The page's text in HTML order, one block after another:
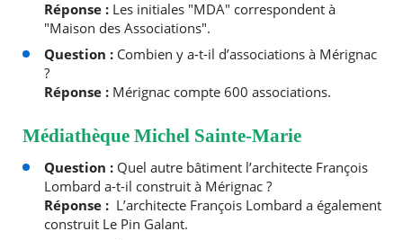
Réponse :Les initiales "MDA" correspondent à
"Maison des Associations".
Question : Combien y a-t-il d’associations à Mérignac
?
Réponse :Mérignac compte 600 associations.
Médiathèque Michel Sainte-Marie
Question : Quel autre bâtiment l’architecte François
Lombard a-t-il construit à Mérignac ?
Réponse :L’architecte François Lombard a également
construit Le Pin Galant.